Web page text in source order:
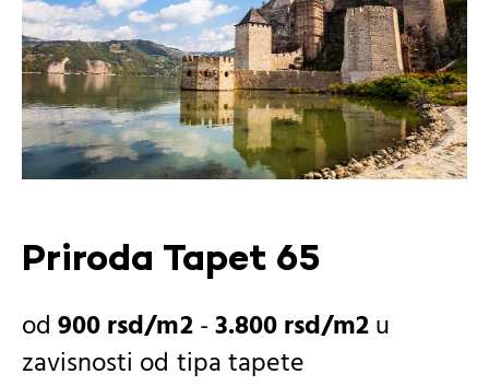
Priroda Tapet 65
900rsd -3.800rsd
u
zavisnosti od tipa tapete